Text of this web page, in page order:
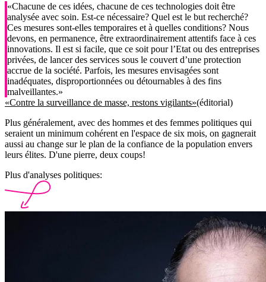
«Chacune de ces idées, chacune de ces technologies doit être
analysée avec soin. Est-ce nécessaire? Quel est le but recherché?
Ces mesures sont-elles temporaires et à quelles conditions? Nous
devons, en permanence, être extraordinairement attentifs face à ces
innovations. Il est si facile, que ce soit pour l’Etat ou des entreprises
privées, de lancer des services sous le couvert d’une protection
accrue de la société. Parfois, les mesures envisagées sont
inadéquates, disproportionnées ou détournables à des fins
malveillantes.»
«Contre la surveillance de masse, restons vigilants»(éditorial)
Plus généralement, avec des hommes et des femmes politiques qui
seraient un minimum cohérent en l'espace de six mois, on gagnerait
aussi au change sur le plan de la confiance de la population envers
leurs élites. D'une pierre, deux coups!
Plus d'analyses politiques: